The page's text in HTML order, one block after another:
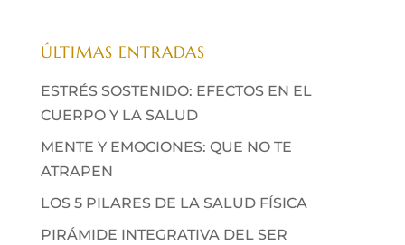
ÚLTIMAS ENTRADAS
ESTRÉS SOSTENIDO: EFECTOS EN EL
CUERPO Y LA SALUD
MENTE Y EMOCIONES: QUE NO TE
ATRAPEN
LOS 5 PILARES DE LA SALUD FÍSICA
PIRÁMIDE INTEGRATIVA DEL SER